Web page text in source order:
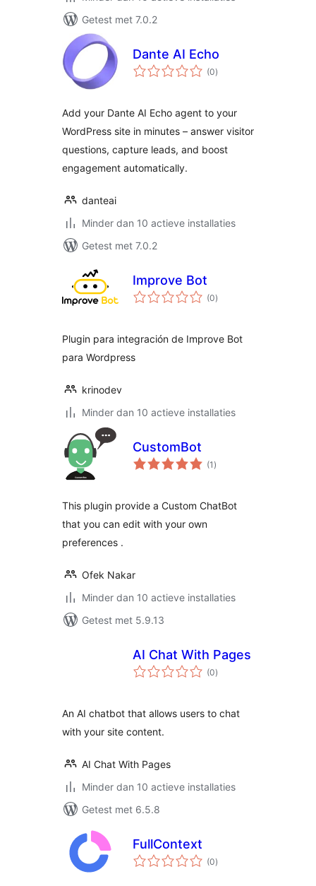
Getest met 7.0.2
Dante AI Echo
(0totaal
waarderingen
)
Add your Dante AI Echo agent to your
WordPress site in minutes – answer visitor
questions, capture leads, and boost
engagement automatically.
danteai
Minder dan 10 actieve installaties
Getest met 7.0.2
Improve Bot
(0totaal
waarderingen
)
Plugin para integración de Improve Bot
para Wordpress
krinodev
Minder dan 10 actieve installaties
CustomBot
(1 totaal
waarderingen
)
This plugin provide a Custom ChatBot
that you can edit with your own
preferences .
Ofek Nakar
Minder dan 10 actieve installaties
Getest met 5.9.13
AI Chat With Pages
(0totaal
waarderingen
)
An AI chatbot that allows users to chat
with your site content.
AI Chat With Pages
Minder dan 10 actieve installaties
Getest met 6.5.8
FullContext
(0totaal
waarderingen
)